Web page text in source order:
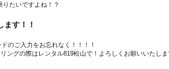
たいですよね！？
ます！！
のご入力をお忘れなく！！！！
ングの際はレンタル819松山で！よろしくお願いいたしま